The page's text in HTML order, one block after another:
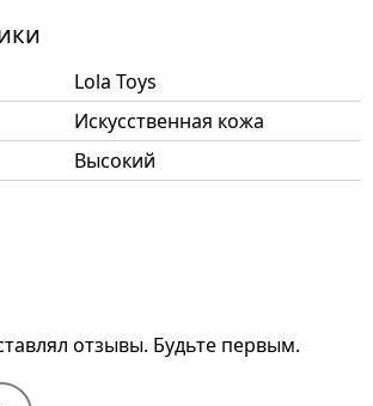
Lola Toys
Искусственная кожа
Высокий
отзывы. Будьте первым.